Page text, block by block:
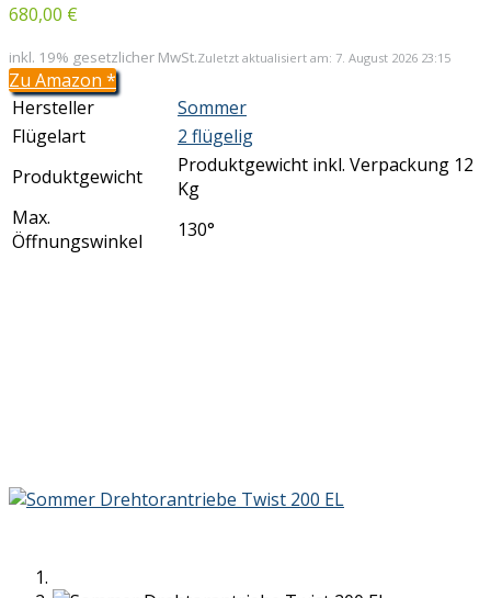
680,00 €
inkl. 19% gesetzlicher MwSt.Zuletzt aktualisiert am: 7. August 2026 23:15
Zu Amazon *
Hersteller
Sommer
Flügelart
2 flügelig
Produktgewicht
Produktgewicht inkl. Verpackung 12
Kg
Max.
Öffnungswinkel
130°